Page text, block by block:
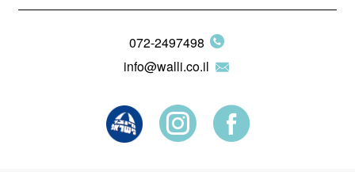
072-2497498
info@walli.co.il